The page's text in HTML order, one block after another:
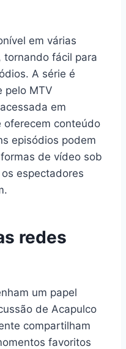
em várias
tornando fácil para
A série é
pelo MTV
em
oferecem conteúdo
episódios podem
de vídeo sob
espectadores
redes
um papel
de Acapulco
compartilham
favoritos